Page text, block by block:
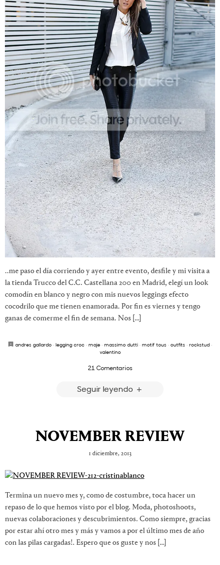
..me paso el día corriendo y ayer entre evento, desfile y mi visita a
la tienda Trucco del C.C. Castellana 200 en Madrid, elegí un look
comodín en blanco y negro con mis nuevos leggings efecto
cocodrilo que me tienen enamorada. Por fin es viernes y tengo
ganas de comerme el fin de semana. Nos […]
andres gallardo · legging croc · maje · massimo dutti · motif tous · outfits · rockstud ·
valentino
21 Comentarios
Seguir leyendo
NOVEMBER REVIEW
1 diciembre, 2013
Termina un nuevo mes y, como de costumbre, toca hacer un
repaso de lo que hemos visto por el blog. Moda, photoshoots,
nuevas colaboraciones y descubrimientos. Como siempre, gracias
por estar ahí otro mes y más y vamos a por el último mes de año
con las pilas cargadas!. Espero que os guste y nos […]